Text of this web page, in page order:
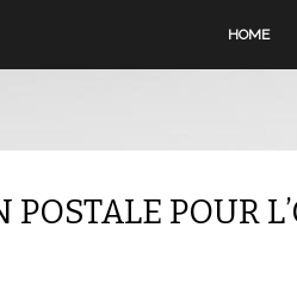
HOME
POSTALE POUR